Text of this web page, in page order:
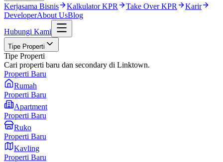
Kerjasama Bisnis Kalkulator KPR Take Over KPR
Karir
DeveloperAbout UsBlog
Hubungi Kami
Tipe Properti
Tipe Properti
Cari properti baru dan secondary di Linktown.
Properti Baru
Rumah
Properti Baru
Apartment
Properti Baru
Ruko
Properti Baru
Kavling
Properti Baru